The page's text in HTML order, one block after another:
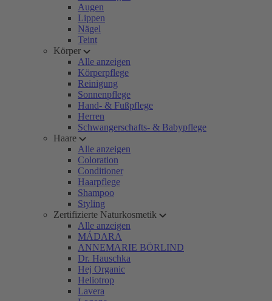
Augen
Lippen
Nägel
Teint
Körper
Alle anzeigen
Körperpflege
Reinigung
Sonnenpflege
Hand- & Fußpflege
Herren
Schwangerschafts- & Babypflege
Haare
Alle anzeigen
Coloration
Conditioner
Haarpflege
Shampoo
Styling
Zertifizierte Naturkosmetik
Alle anzeigen
MÁDARA
ANNEMARIE BÖRLIND
Dr. Hauschka
Hej Organic
Heliotrop
Lavera